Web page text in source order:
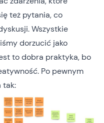
też pytania, co
Wszystkie
dorzucić jako
to dobra praktyka, bo
Po pewnym
tak: